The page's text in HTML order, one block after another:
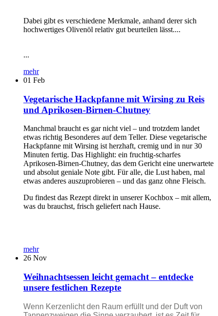
Dabei gibt es verschiedene Merkmale, anhand derer sich
hochwertiges Olivenöl relativ gut beurteilen lässt....
...
mehr
01 Feb
Vegetarische Hackpfanne mit Wirsing zu Reis
und Aprikosen-Birnen-Chutney
Manchmal braucht es gar nicht viel – und trotzdem landet
etwas richtig Besonderes auf dem Teller. Diese vegetarische
Hackpfanne mit Wirsing ist herzhaft, cremig und in nur 30
Minuten fertig. Das Highlight: ein fruchtig-scharfes
Aprikosen-Birnen-Chutney, das dem Gericht eine unerwartete
und absolut geniale Note gibt. Für alle, die Lust haben, mal
etwas anderes auszuprobieren – und das ganz ohne Fleisch.
Du findest das Rezept direkt in unserer Kochbox – mit allem,
was du brauchst, frisch geliefert nach Hause.
mehr
26 Nov
Weihnachtsessen leicht gemacht – entdecke
unsere festlichen Rezepte
Wenn Kerzenlicht den Raum erfüllt und der Duft von